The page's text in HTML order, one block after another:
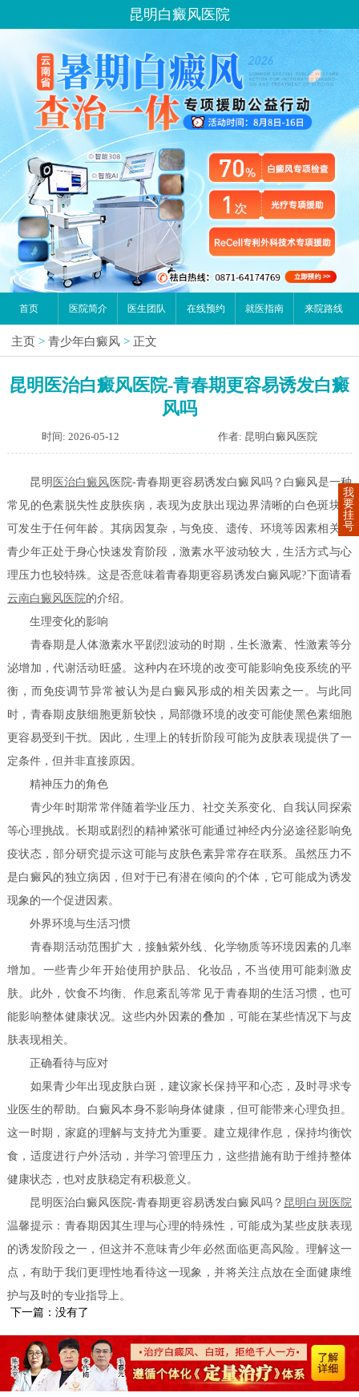
昆明白癜风医院
首页 医院简介 医生团队 在线预约 就医指南 来院路线
主页 > 青少年白癜风 > 正文
昆明医治白癜风医院-青春期更容易诱发白癜
风吗
时间: 2026-05-12 作者: 昆明白癜风医院
昆明 医治白癜风 医院-青春期更容易诱发白癜风吗？白癜风是一种
常见的色素脱失性皮肤疾病，表现为皮肤出现边界清晰的白色斑块，
可发生于任何年龄。其病因复杂，与免疫、遗传、环境等因素相关。
青少年正处于身心快速发育阶段，激素水平波动较大，生活方式与心
理压力也较特殊。这是否意味着青春期更容易诱发白癜风呢?下面请看
云南白癜风医院的介绍。
生理变化的影响
青春期是人体激素水平剧烈波动的时期，生长激素、性激素等分
泌增加，代谢活动旺盛。这种内在环境的改变可能影响免疫系统的平
衡，而免疫调节异常被认为是白癜风形成的相关因素之一。与此同
时，青春期皮肤细胞更新较快，局部微环境的改变可能使黑色素细胞
更容易受到干扰。因此，生理上的转折阶段可能为皮肤表现提供了一
定条件，但并非直接原因。
精神压力的角色
青少年时期常常伴随着学业压力、社交关系变化、自我认同探索
等心理挑战。长期或剧烈的精神紧张可能通过神经内分泌途径影响免
疫状态，部分研究提示这可能与皮肤色素异常存在联系。虽然压力不
是白癜风的独立病因，但对于已有潜在倾向的个体，它可能成为诱发
现象的一个促进因素。
外界环境与生活习惯
青春期活动范围扩大，接触紫外线、化学物质等环境因素的几率
增加。一些青少年开始使用护肤品、化妆品，不当使用可能刺激皮
肤。此外，饮食不均衡、作息紊乱等常见于青春期的生活习惯，也可
能影响整体健康状况。这些内外因素的叠加，可能在某些情况下与皮
肤表现相关。
正确看待与应对
如果青少年出现皮肤白斑，建议家长保持平和心态，及时寻求专
业医生的帮助。白癜风本身不影响身体健康，但可能带来心理负担。
这一时期，家庭的理解与支持尤为重要。建立规律作息，保持均衡饮
食，适度进行户外活动，并学习管理压力，这些措施有助于维持整体
健康状态，也对皮肤稳定有积极意义。
昆明医治白癜风医院-青春期更容易诱发白癜风吗？ 昆明白斑医院
温馨提示：青春期因其生理与心理的特殊性，可能成为某些皮肤表现
的诱发阶段之一，但这并不意味青少年必然面临更高风险。理解这一
点，有助于我们更理性地看待这一现象，并将关注点放在全面健康维
护与及时的专业指导上。
下一篇：没有了
我
要
挂
号